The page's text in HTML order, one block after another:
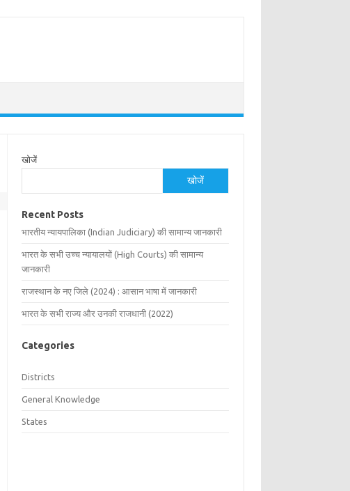
खोजें
खोजें
Recent Posts
भारतीय न्यायपालिका (Indian Judiciary) की सामान्य जानकारी
भारत के सभी उच्च न्यायालयों (High Courts) की सामान्य
जानकारी
राजस्थान के नए जिले (2024) : आसान भाषा में जानकारी
भारत के सभी राज्य और उनकी राजधानी (2022)
Categories
Districts
General Knowledge
States